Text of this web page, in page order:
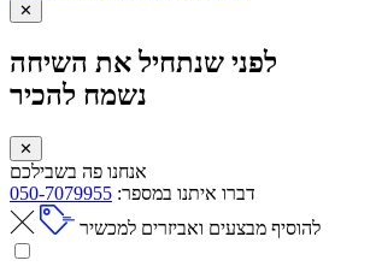
✕
לפני שנתחיל את השיחה
נשמח להכיר
✕
אנחנו פה בשבילכם
דברו איתנו במספר: 050-7079955
להוסיף מבצעים ואביזרים למכשיר